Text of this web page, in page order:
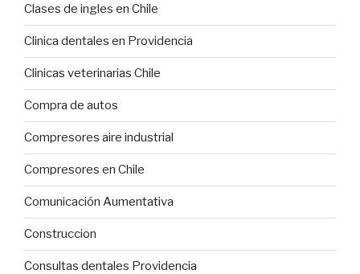
Clases de ingles en Chile
Clinica dentales en Providencia
Clinicas veterinarias Chile
Compra de autos
Compresores aire industrial
Compresores en Chile
Comunicación Aumentativa
Construccion
Consultas dentales Providencia